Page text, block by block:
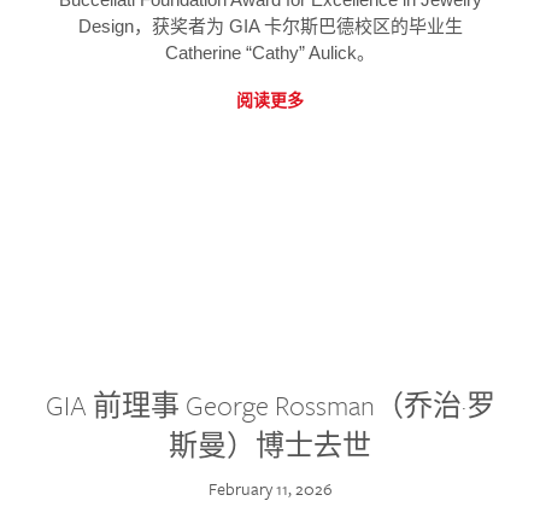
Design，获奖者为 GIA 卡尔斯巴德校区的毕业生
Catherine “Cathy” Aulick。
阅读更多
GIA 前理事 George Rossman（乔治·罗
斯曼）博士去世
February 11, 2026